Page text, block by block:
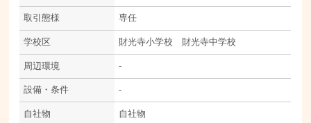
取引態様 専任
学校区 財光寺小学校 財光寺中学校
周辺環境 -
設備・条件 -
自社物 自社物